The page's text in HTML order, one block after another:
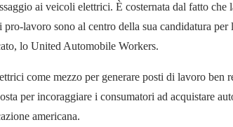
ai veicoli elettrici. È costernata dal fatto che
lavoro sono al centro della sua candidatura per
lo United Automobile Workers.
come mezzo per generare posti di lavoro ben
per incoraggiare i consumatori ad acquistare
americana.